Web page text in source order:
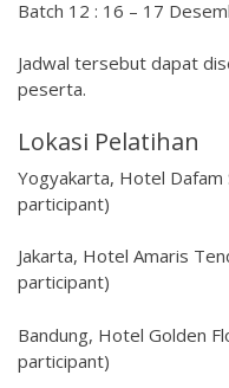
Batch 12 : 16 – 17
Jadwal tersebut dapat
peserta.
Lokasi Pelatihan
Yogyakarta, Hotel
participant)
Jakarta, Hotel Amaris
participant)
Bandung, Hotel Golden
participant)